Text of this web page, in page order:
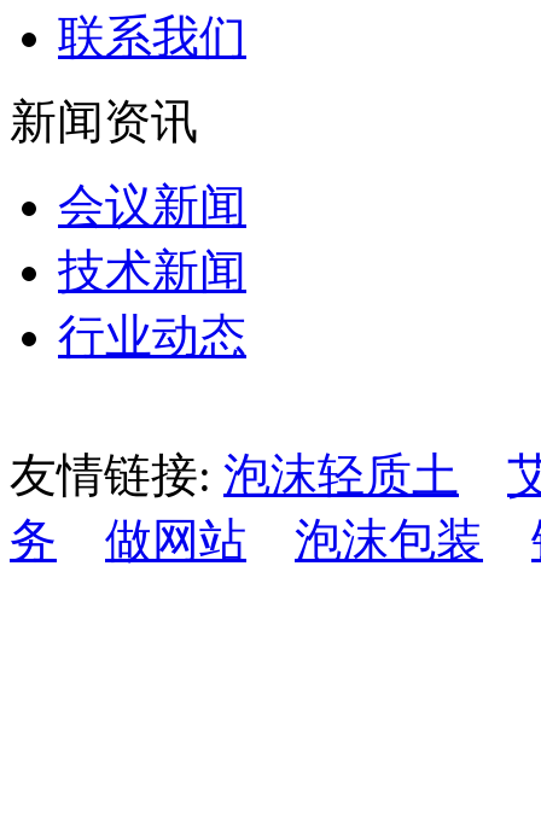
联系我们
新闻资讯
会议新闻
技术新闻
行业动态
友情链接: 泡沫轻质土
务
做网站 泡沫包装